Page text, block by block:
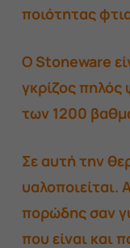
ποιότητας
O Stoneware
γκρίζος
των 1200
Σε αυτή την
υαλοποιείται.
πορώδης σαν
που είναι και